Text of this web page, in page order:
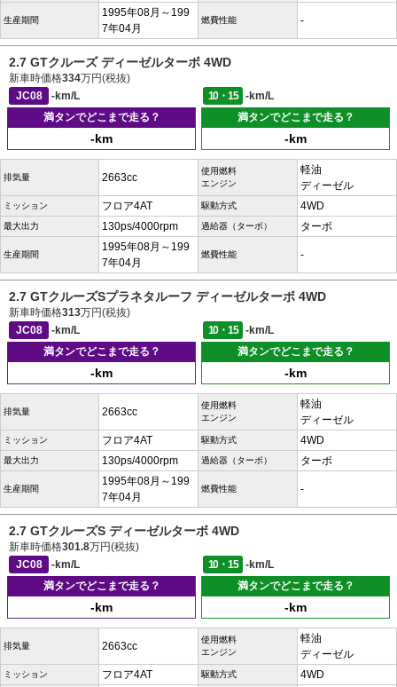
生産期間
1995年08月～199
7年04月
燃費性能 -
2.7 GTクルーズ ディーゼルターボ 4WD
新車時価格334万円(税抜)
JC08
-km/L 10・15
-km/L
満タンでどこまで走る？
-km
満タンでどこまで走る？
-km
排気量 2663cc
使用燃料
エンジン
軽油
ディーゼル
ミッション フロア4AT 駆動方式 4WD
最大出力 130ps/4000rpm 過給器（ターボ） ターボ
生産期間
1995年08月～199
7年04月
燃費性能 -
2.7 GTクルーズSプラネタルーフ ディーゼルターボ 4WD
新車時価格313万円(税抜)
JC08
-km/L 10・15
-km/L
満タンでどこまで走る？
-km
満タンでどこまで走る？
-km
排気量 2663cc
使用燃料
エンジン
軽油
ディーゼル
ミッション フロア4AT 駆動方式 4WD
最大出力 130ps/4000rpm 過給器（ターボ） ターボ
生産期間
1995年08月～199
7年04月
燃費性能 -
2.7 GTクルーズS ディーゼルターボ 4WD
新車時価格301.8万円(税抜)
JC08
-km/L 10・15
-km/L
満タンでどこまで走る？
-km
満タンでどこまで走る？
-km
排気量 2663cc
使用燃料
エンジン
軽油
ディーゼル
ミッション フロア4AT 駆動方式 4WD